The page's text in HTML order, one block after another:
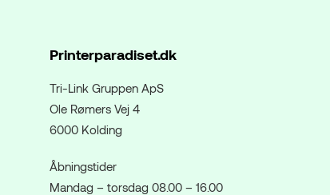
Printerparadiset.dk
Tri-Link Gruppen ApS
Ole Rømers Vej 4
6000 Kolding
Åbningstider
Mandag – torsdag 08.00 – 16.00